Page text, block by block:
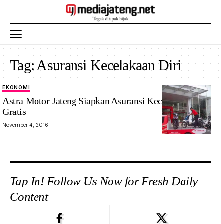
Tag: Asuransi Kecelakaan Diri
EKONOMI
Astra Motor Jateng Siapkan Asuransi Kecelakaan Diri
Gratis
November 4, 2016
Tap In! Follow Us Now for Fresh Daily
Content